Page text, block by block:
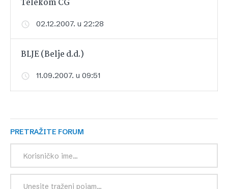
Telekom CG
02.12.2007. u 22:28
BLJE (Belje d.d.)
11.09.2007. u 09:51
PRETRAŽITE FORUM